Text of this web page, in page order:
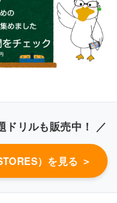
減少
レイアウト
を見る
ドリルも販売中！ ／
）を見る ＞